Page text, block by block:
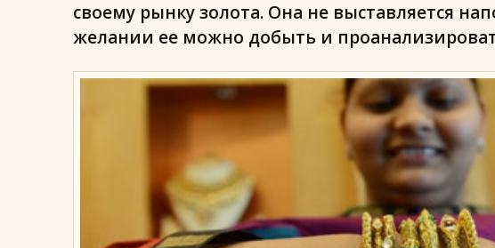
своему рынку золота. Она не выставляется
желании ее можно добыть и